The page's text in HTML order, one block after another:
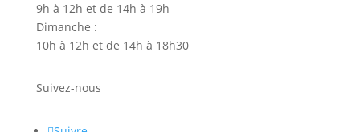
9h à 12h et de 14h à 19h
Dimanche :
10h à 12h et de 14h à 18h30
Suivez-nous